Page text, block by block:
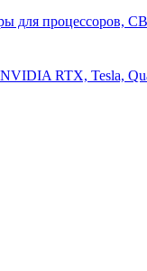
для процессоров,
RTX, Tesla,